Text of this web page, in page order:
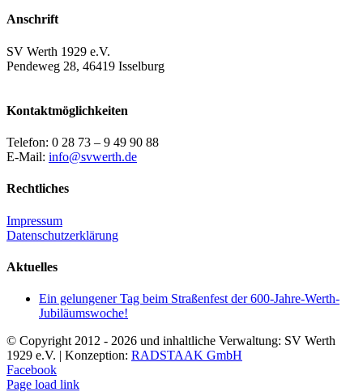
Anschrift
SV Werth 1929 e.V.
Pendeweg 28, 46419 Isselburg
Kontaktmöglichkeiten
Telefon: 0 28 73 – 9 49 90 88
E-Mail: info@svwerth.de
Rechtliches
Impressum
Datenschutzerklärung
Aktuelles
Ein gelungener Tag beim Straßenfest der 600-Jahre-Werth-
Jubiläumswoche!
© Copyright 2012 - 2026 und inhaltliche Verwaltung: SV Werth
1929 e.V. | Konzeption: RADSTAAK GmbH
Facebook
Page load link